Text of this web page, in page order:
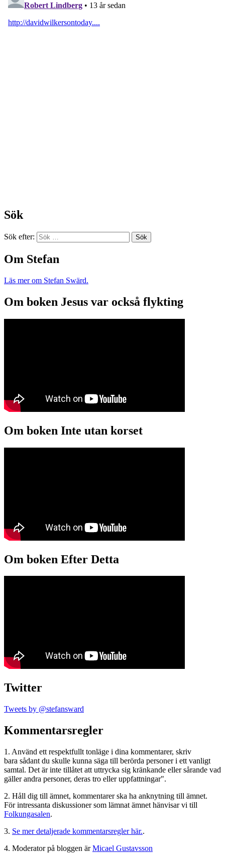
Sök
Sök efter:
Om Stefan
Läs mer om Stefan Swärd.
Om boken Jesus var också flykting
Om boken Inte utan korset
Om boken Efter Detta
Twitter
Tweets by @stefansward
Kommentarsregler
1. Använd ett respektfullt tonläge i dina kommentarer, skriv
bara sådant du skulle kunna säga till berörda personer i ett vanligt
samtal. Det är inte tillåtet att uttrycka sig kränkande eller sårande vad
gäller andra personer, deras tro eller uppfattningar".
2. Håll dig till ämnet, kommentarer ska ha anknytning till ämnet.
För intressanta diskussioner som lämnat ämnet hänvisar vi till
Folkungasalen.
3. Se mer detaljerade kommentarsregler här..
4. Moderator på bloggen ärMicael Gustavsson